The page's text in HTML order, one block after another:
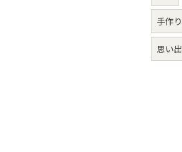
手作り
思い出